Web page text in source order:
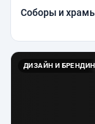
Соборы и
ДИЗАЙН И